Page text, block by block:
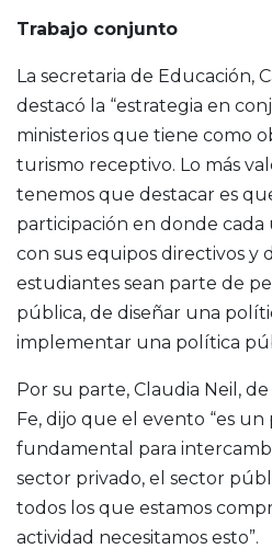
Trabajo conjunto
La secretaria de Educación,
destacó la “estrategia en
ministerios que tiene como
turismo receptivo. Lo más
tenemos que destacar es
participación en donde cada
con sus equipos directivos y
estudiantes sean parte de
pública, de diseñar una
implementar una política
Por su parte, Claudia Neil,
Fe, dijo que el evento “es
fundamental para
sector privado, el sector
todos los que estamos
actividad necesitamos esto”.